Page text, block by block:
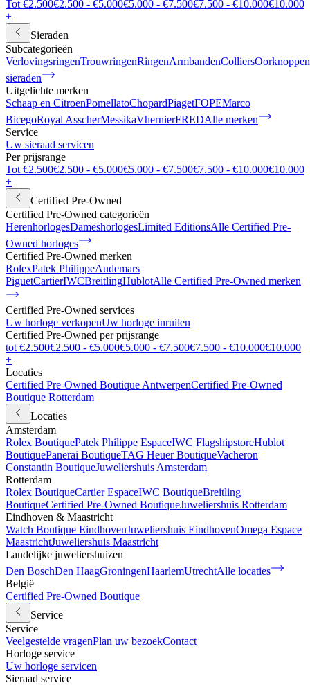
Tot €2.500€2.500 - €5.000€5.000 - €7.500€7.500 - €10.000€10.000
+
Sieraden
Subcategorieën
VerlovingsringenTrouwringenRingenArmbandenColliersOorknoppen
sieraden
Uitgelichte merken
Schaap en CitroenPomellatoChopardPiagetFOPEMarco
BicegoRoyal AsscherMessikaVhernierFREDAlle merken
Service
Uw sieraad servicen
Per prijsrange
Tot €2.500€2.500 - €5.000€5.000 - €7.500€7.500 - €10.000€10.000
+
Certified Pre-Owned
Certified Pre-Owned categorieën
HerenhorlogesDameshorlogesLimited EditionsAlle Certified Pre-
Owned horloges
Certified Pre-Owned merken
RolexPatek PhilippeAudemars
PiguetCartierIWCBreitlingHublotAlle Certified Pre-Owned merken
Certified Pre-Owned services
Uw horloge verkopenUw horloge inruilen
Certified Pre-Owned per prijsrange
tot €2.500€2.500 - €5.000€5.000 - €7.500€7.500 - €10.000€10.000
+
Locaties
Certified Pre-Owned Boutique AntwerpenCertified Pre-Owned
Boutique Rotterdam
Locaties
Amsterdam
Rolex BoutiquePatek Philippe EspaceIWC FlagshipstoreHublot
BoutiquePanerai BoutiqueTAG Heuer BoutiqueVacheron
Constantin BoutiqueJuweliershuis Amsterdam
Rotterdam
Rolex BoutiqueCartier EspaceIWC BoutiqueBreitling
BoutiqueCertified Pre-Owned BoutiqueJuweliershuis Rotterdam
Eindhoven & Maastricht
Watch Boutique EindhovenJuweliershuis EindhovenOmega Espace
MaastrichtJuweliershuis Maastricht
Landelijke juweliershuizen
Den BoschDen HaagGroningenHaarlemUtrechtAlle locaties
België
Certified Pre-Owned Boutique
Service
Service
Veelgestelde vragenPlan uw bezoekContact
Horloge service
Uw horloge servicen
Sieraad service